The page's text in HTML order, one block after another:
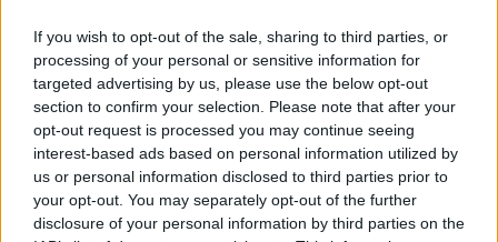
If you wish to opt-out of the sale, sharing to third parties, or
processing of your personal or sensitive information for
targeted advertising by us, please use the below opt-out
section to confirm your selection. Please note that after your
opt-out request is processed you may continue seeing
interest-based ads based on personal information utilized by
us or personal information disclosed to third parties prior to
your opt-out. You may separately opt-out of the further
disclosure of your personal information by third parties on the